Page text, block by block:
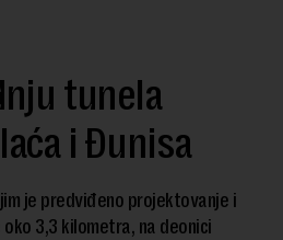
tunela
i Đunisa
je predviđeno projektovanje i
3,3 kilometra, na deonici